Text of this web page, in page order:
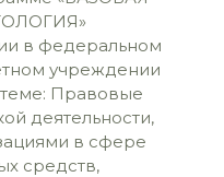
в федеральном
учреждении
Правовые
деятельности,
в сфере
средств,